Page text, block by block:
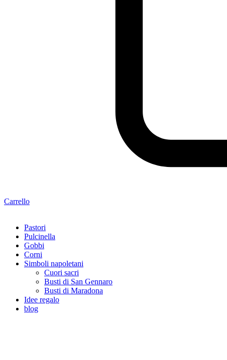
Carrello
Pastori
Pulcinella
Gobbi
Corni
Simboli napoletani
Cuori sacri
Busti di San Gennaro
Busti di Maradona
Idee regalo
blog